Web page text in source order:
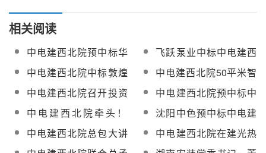
相关阅读
中电建西北院预中标华
电当雄1GW光热光伏一
体化项目可研及前期设
计
飞跃泵业中标中电建西
北院青豫直流二期10万
千瓦光热工程疏盐泵
中电建西北院中标敦煌
光热及（100MW）光热
发电科技项目设计服务
中电建西北院50平米智
能定日镜及镜场控制系
统实证研究项目蒸汽发
生器设备采购项目竞谈
公告
中电建西北院召开投资
与造价专业委员会第八
届委员会第一次全体会
议暨技术交流会
中电建西北院预中标中
广核新能源德令哈尕海
240万千瓦风光热储虚
拟电厂调峰项目建议书
编制服务采购
中电建西北院牵头！
《塔式太阳能安全高效
光热转化与存储关键技
沈阳中色预中标中电建
西北院50平米智能定日
镜及镜场控制系统实证
中电建西北院总包大讲
堂 | 太阳能热发电工程
中电建西北院在建光热
项目相继实现重要节点